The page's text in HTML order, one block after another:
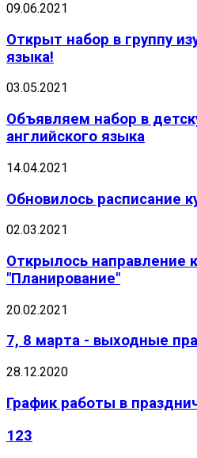
09.06.2021
Открыт набор в группу
языка!
03.05.2021
Объявляем набор в
английского языка
14.04.2021
Обновилось расписание
02.03.2021
Открылось направление
"Планирование"
20.02.2021
7, 8 марта - выходные
28.12.2020
График работы в
123